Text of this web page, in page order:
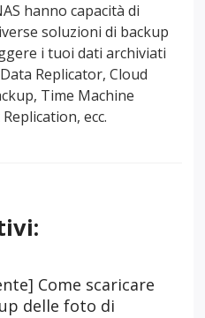
hanno capacità di
soluzioni di backup
i tuoi dati archiviati
Replicator, Cloud
Time Machine
ecc.
Come scaricare
delle foto di